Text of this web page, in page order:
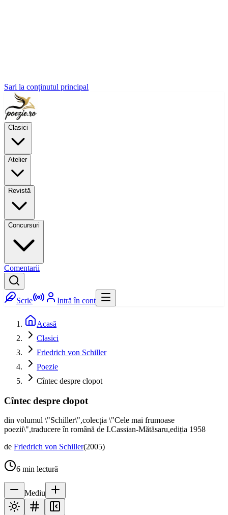
Sari la conținutul principal
Clasici
Atelier
Revistă
Concursuri
Comentarii
Scrie Intră în cont
Acasă
Clasici
Friedrich von Schiller
Poezie
Cîntec despre clopot
Cîntec despre clopot
din volumul \"Schiller\",colecția \"Cele mai frumoase
poezii\",traducere în română de I.Cassian-Mătăsaru,ediția 1958
de Friedrich von Schiller(2005)
6 min lectură
Mediu